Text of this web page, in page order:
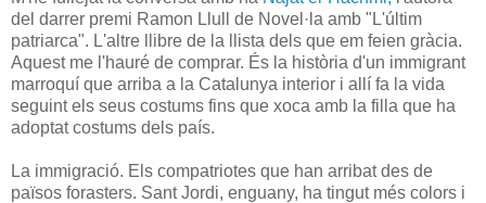
del darrer premi Ramon Llull de Novel·la amb "L'últim
patriarca". L'altre llibre de la llista dels que em feien gràcia.
Aquest me l'hauré de comprar. És la història d'un immigrant
marroquí que arriba a la Catalunya interior i allí fa la vida
seguint els seus costums fins que xoca amb la filla que ha
adoptat costums dels país.
La immigració. Els compatriotes que han arribat des de
països forasters. Sant Jordi, enguany, ha tingut més colors i